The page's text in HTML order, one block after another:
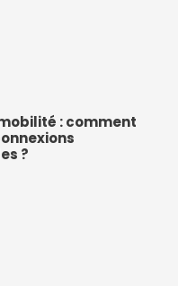
: comment
?